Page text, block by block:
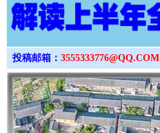
投稿邮箱： 3555333776@QQ.COM